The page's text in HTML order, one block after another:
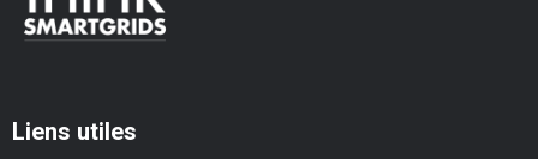
Liens utiles